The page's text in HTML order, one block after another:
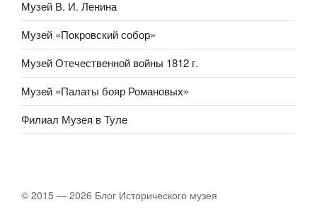
Музей В. И. Ленина
Музей «Покровский собор»
Музей Отечественной войны 1812 г.
Музей «Палаты бояр Романовых»
Филиал Музея в Туле
© 2015 — 2026 Блог Исторического музея